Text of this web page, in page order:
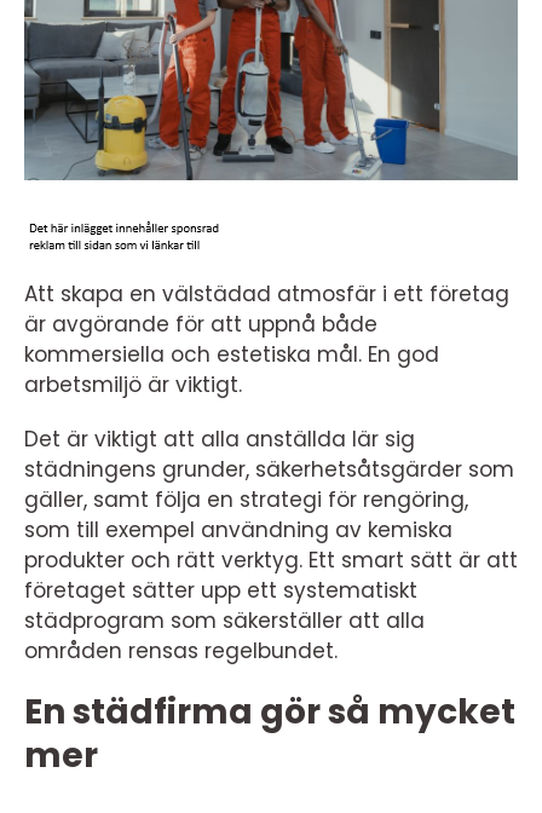
Att skapa en välstädad atmosfär i ett företag
är avgörande för att uppnå både
kommersiella och estetiska mål. En god
arbetsmiljö är viktigt.
Det är viktigt att alla anställda lär sig
städningens grunder, säkerhetsåtsgärder som
gäller, samt följa en strategi för rengöring,
som till exempel användning av kemiska
produkter och rätt verktyg. Ett smart sätt är att
företaget sätter upp ett systematiskt
städprogram som säkerställer att alla
områden rensas regelbundet.
En städfirma gör så mycket
mer